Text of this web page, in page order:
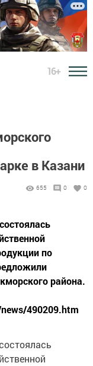
16+
в Казани
655 0 0
по
района.
490209.htm